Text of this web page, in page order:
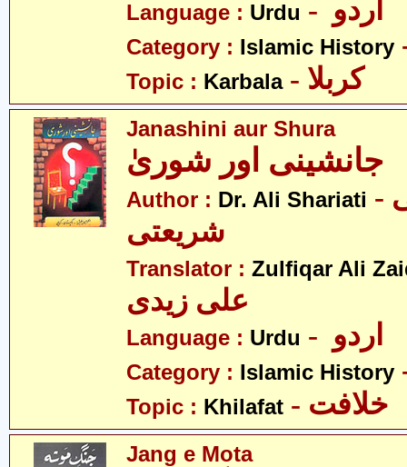
Language : Urdu
Category : Islamic History
Topic : Karbala - کربلا
Janashini aur Shura
Author : Dr. Ali Shariati - ڈاکٹر علی
شریعتی
Translator : Zulfiqar Ali
Language : Urdu
Category : Islamic History
Topic : Khilafat
Jang e Mota